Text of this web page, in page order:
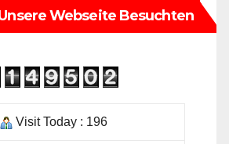
Visit Today : 196
Visit Yesterday : 424